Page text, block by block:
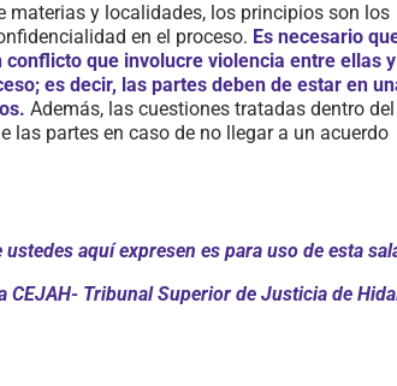
materias y localidades, los principios son los
en el proceso. Es necesario
que involucre violencia entre ellas y
es decir, las partes deben de estar en
. Además, las cuestiones tratadas dentro del
las partes en caso de no llegar a un acuerdo
ustedes aquí expresen es para uso de esta
CEJAH- Tribunal Superior de Justicia de